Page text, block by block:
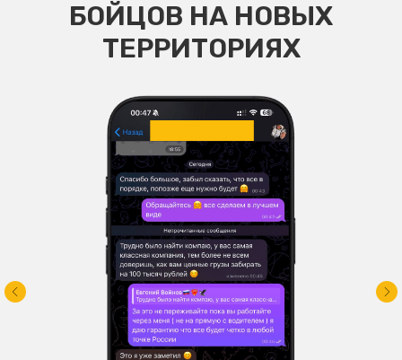
БОЙЦОВ НА НОВЫХ
ТЕРРИТОРИЯХ